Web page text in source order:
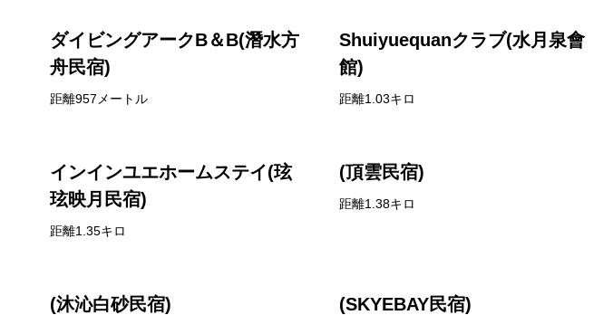
ダイビングアークB＆B(潛水方
舟民宿)
距離957メートル
Shuiyuequanクラブ(水月泉會
館)
距離1.03キロ
インインユエホームステイ(玹
玹映月民宿)
距離1.35キロ
(頂雲民宿)
距離1.38キロ
(沐沁白砂民宿) (SKYEBAY民宿)